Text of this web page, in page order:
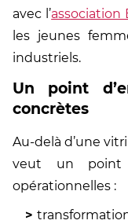
avec l’association
les jeunes
industriels.
Un point
concrètes
Au-delà d’une
veut un point
opérationnelles :